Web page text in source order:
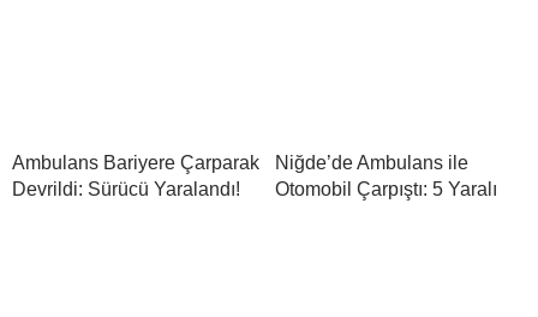
Ambulans Bariyere Çarparak
Devrildi: Sürücü Yaralandı!
Niğde’de Ambulans ile
Otomobil Çarpıştı: 5 Yaralı